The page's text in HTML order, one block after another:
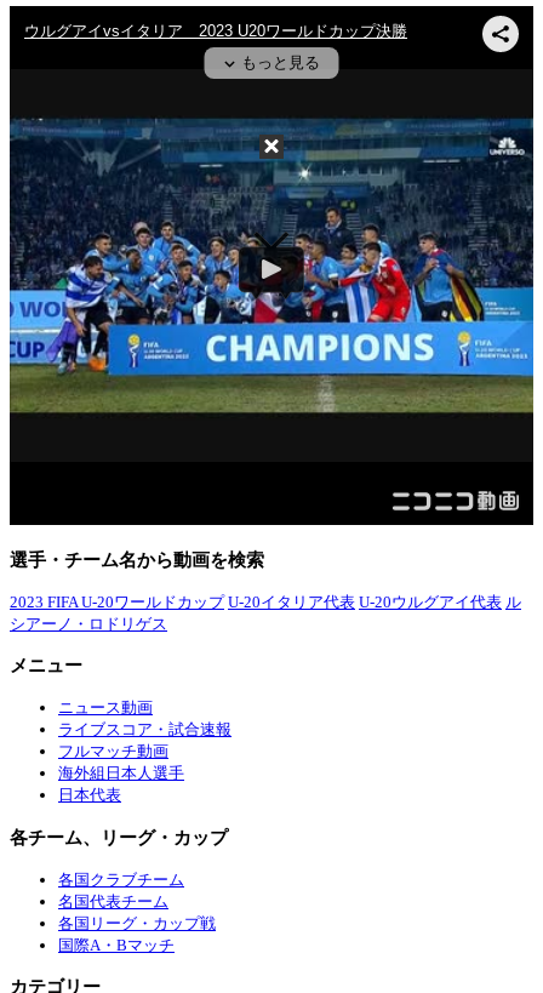
選手・チーム名から動画を検索
2023 FIFA U-20ワールドカップ U-20イタリア代表 U-20ウルグアイ代表 ル
シアーノ・ロドリゲス
メニュー
ニュース動画
ライブスコア・試合速報
フルマッチ動画
海外組日本人選手
日本代表
各チーム、リーグ・カップ
各国クラブチーム
名国代表チーム
各国リーグ・カップ戦
国際A・Bマッチ
カテゴリー